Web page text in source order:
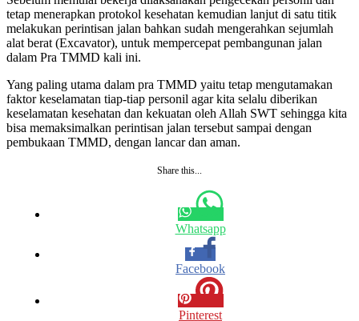
tetap menerapkan protokol kesehatan kemudian lanjut di satu titik
melakukan perintisan jalan bahkan sudah mengerahkan sejumlah
alat berat (Excavator), untuk mempercepat pembangunan jalan
dalam Pra TMMD kali ini.
Yang paling utama dalam pra TMMD yaitu tetap mengutamakan
faktor keselamatan tiap-tiap personil agar kita selalu diberikan
keselamatan kesehatan dan kekuatan oleh Allah SWT sehingga kita
bisa memaksimalkan perintisan jalan tersebut sampai dengan
pembukaan TMMD, dengan lancar dan aman.
Share this...
Whatsapp
Facebook
Pinterest